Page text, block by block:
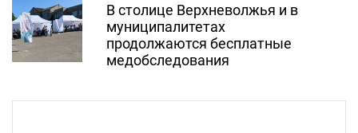
В столице Верхневолжья и в
муниципалитетах
продолжаются бесплатные
медобследования